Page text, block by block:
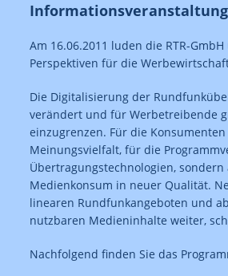
Am 16.06.2011 luden die RTR-
Perspektiven für die
Die Digitalisierung der
verändert und für Werbetreibende
einzugrenzen. Für die
Meinungsvielfalt, für die
Übertragungstechnologien,
Medienkonsum in neuer Qualität.
linearen Rundfunkangeboten und
nutzbaren Medieninhalte weiter,
Nachfolgend finden Sie das